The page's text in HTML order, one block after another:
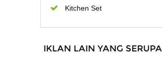
Kitchen Set
IKLAN LAIN YANG SERUPA